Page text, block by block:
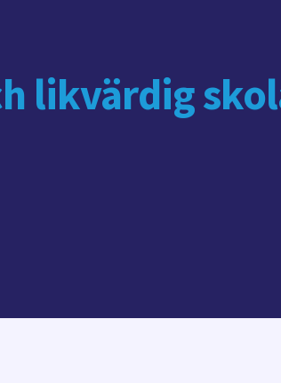
likvärdig